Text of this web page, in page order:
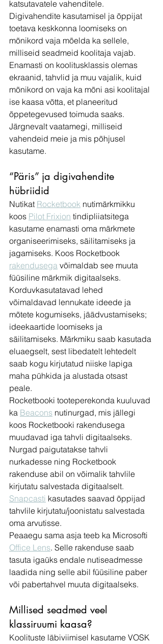
katsutavatele vahenditele.
Digivahendite kasutamisel ja õppijat
toetava keskkonna loomiseks on
mõnikord vaja mõelda ka sellele,
milliseid seadmeid koolitaja vajab.
Enamasti on koolitusklassis olemas
ekraanid, tahvlid ja muu vajalik, kuid
mõnikord on vaja ka mõni asi koolitajal
ise kaasa võtta, et planeeritud
õppetegevused toimuda saaks.
Järgnevalt vaatamegi, milliseid
vahendeid meie ja mis põhjusel
kasutame.
“Päris” ja digivahendite
hübriidid
Nutikat Rocketbook nutimärkmikku
koos Pilot Frixion tindipliiatsitega
kasutame enamasti oma märkmete
organiseerimiseks, säilitamiseks ja
jagamiseks. Koos Rocketbook
rakendusega võimaldab see muuta
füüsiline märkmik digitaalseks.
Korduvkasutatavad lehed
võimaldavad lennukate ideede ja
mõtete kogumiseks, jäädvustamiseks;
ideekaartide loomiseks ja
säilitamiseks. Märkmiku saab kasutada
eluaegselt, sest libedatelt lehtedelt
saab kogu kirjutatud niiske lapiga
maha pühkida ja alustada otsast
peale.
Rocketbooki tooteperekonda kuuluvad
ka Beacons nutinurgad, mis jällegi
koos Rocketbooki rakendusega
muudavad iga tahvli digitaalseks.
Nurgad paigutatakse tahvli
nurkadesse ning Rocketbook
rakenduse abil on võimalik tahvlile
kirjutatu salvestada digitaalselt.
Snapcasti kasutades saavad õppijad
tahvlile kirjutatu/joonistatu salvestada
oma arvutisse.
Peaaegu sama asja teeb ka Microsofti
Office Lens. Selle rakenduse saab
tasuta igaüks endale nutiseadmesse
laadida ning selle abil füüsiline paber
või pabertahvel muuta digitaalseks.
Millised seadmed veel
klassiruumi kaasa?
Koolituste läbiviimisel kasutame VOSK